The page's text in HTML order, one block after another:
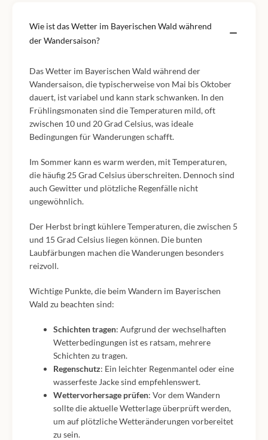
Wie ist das Wetter im Bayerischen Wald während
der Wandersaison?
Das Wetter im Bayerischen Wald während der
Wandersaison, die typischerweise von Mai bis Oktober
dauert, ist variabel und kann stark schwanken. In den
Frühlingsmonaten sind die Temperaturen mild, oft
zwischen 10 und 20 Grad Celsius, was ideale
Bedingungen für Wanderungen schafft.
Im Sommer kann es warm werden, mit Temperaturen,
die häufig 25 Grad Celsius überschreiten. Dennoch sind
auch Gewitter und plötzliche Regenfälle nicht
ungewöhnlich.
Der Herbst bringt kühlere Temperaturen, die zwischen 5
und 15 Grad Celsius liegen können. Die bunten
Laubfärbungen machen die Wanderungen besonders
reizvoll.
Wichtige Punkte, die beim Wandern im Bayerischen
Wald zu beachten sind:
Schichten tragen: Aufgrund der wechselhaften
Wetterbedingungen ist es ratsam, mehrere
Schichten zu tragen.
Regenschutz: Ein leichter Regenmantel oder eine
wasserfeste Jacke sind empfehlenswert.
Wettervorhersage prüfen: Vor dem Wandern
sollte die aktuelle Wetterlage überprüft werden,
um auf plötzliche Wetteränderungen vorbereitet
zu sein.